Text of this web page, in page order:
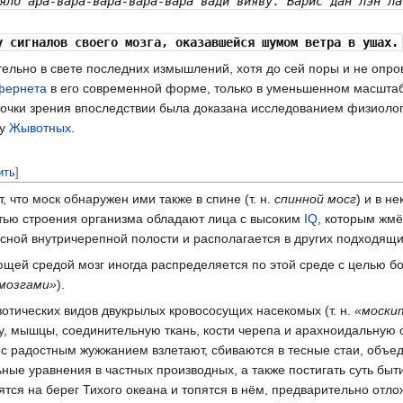
сигналов своего мозга, оказавшейся шумом ветра в ушах.
в свете последних измышлений, хотя до сей поры и не
в его современной форме, только в уменьшенном
зрения впоследствии была доказана исследованием
Жывотных.
]
что моск обнаружен ими также в спине (т. н. спинной мосг) и в
строения организма обладают лица с высоким IQ, которым
внутричерепной полости и располагается в других
средой мозг иногда распределяется по этой среде с целью
).
видов двукрылых кровососущих насекомых (т. н.
мышцы, соединительную ткань, кости черепа и арахноидальную
радостным жужжанием взлетают, сбиваются в тесные стаи,
уравнения в частных производных, а также постигать суть
на берег Тихого океана и топятся в нём, предварительно